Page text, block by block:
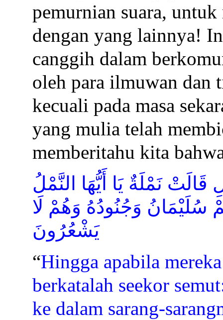
pemurnian suara, untuk
dengan yang lainnya!
canggih dalam
oleh para ilmuwan dan
kecuali pada masa
yang mulia telah
memberitahu kita
قَالَتْ نَمْلَةٌ يَا أَيُّهَا النَّمْلُ
سُلَيْمَانُ وَجُنُودُهُ وَهُمْ لَا
يَشْعُرُونَ
“Hingga apabila
berkatalah seekor
ke dalam sarang-